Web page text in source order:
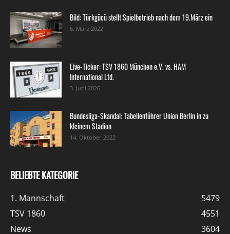
Bild: Türkgücü stellt Spielbetrieb nach dem 19.März ein
6. März 2022
Live-Ticker: TSV 1860 München e.V. vs. HAM
International Ltd.
3. Juni 2026
Bundesliga-Skandal: Tabellenführer Union Berlin in zu
kleinem Stadion
14. Oktober 2022
BELIEBTE KATEGORIE
1. Mannschaft
5479
TSV 1860
4551
News
3604